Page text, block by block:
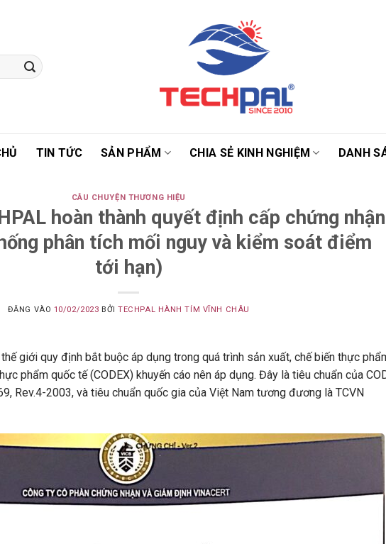
TIN TỨC SẢN PHẨM CHIA SẺ KINH NGHIỆM DANH
CÂU CHUYỆN THƯƠNG HIỆU
hoàn thành quyết định cấp chứng nhận
phân tích mối nguy và kiểm soát điểm
tới hạn)
ĐĂNG VÀO 10/02/2023 BỞITECHPAL HÀNH TÍM VĨNH CHÂU
giới quy định bắt buộc áp dụng trong quá trình sản xuất, chế biến thực
phẩm quốc tế (CODEX) khuyến cáo nên áp dụng. Đây là tiêu chuẩn của
Rev.4-2003, và tiêu chuẩn quốc gia của Việt Nam tương đương là TCVN